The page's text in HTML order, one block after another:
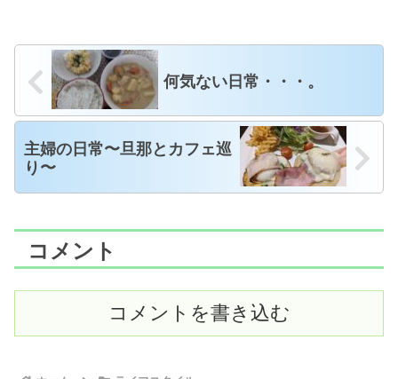
何気ない日常・・・。
主婦の日常〜旦那とカフェ巡
り〜
コメント
コメントを書き込む